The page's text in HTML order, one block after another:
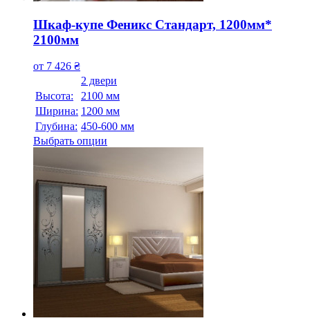
Шкаф-купе Феникс Стандарт, 1200мм*
2100мм
от 7 426 ₴
2 двери
Высота:
2100 мм
Ширина: 1200 мм
Глубина: 450-600 мм
Выбрать опции